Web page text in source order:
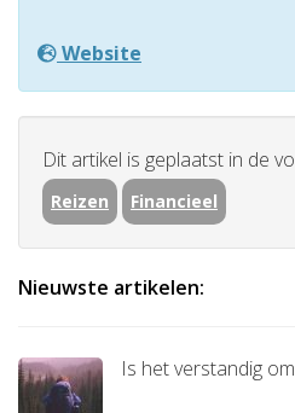
Website
Dit artikel is geplaatst in de
Reizen Financieel
Nieuwste artikelen:
Is het verstandig